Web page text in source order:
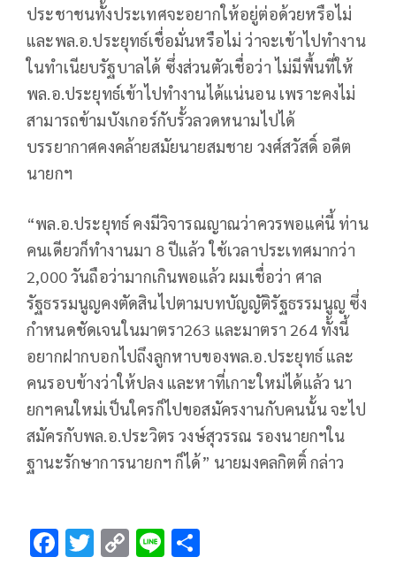
ประชาชนทั้งประเทศจะอยากให้อยู่ต่อด้วยหรือไม่
และพล.อ.ประยุทธ์เชื่อมั่นหรือไม่ ว่าจะเข้าไปทำงาน
ในทำเนียบรัฐบาลได้ ซึ่งส่วนตัวเชื่อว่า ไม่มีพื้นที่ให้
พล.อ.ประยุทธ์เข้าไปทำงานได้แน่นอน เพราะคงไม่
สามารถข้ามบังเกอร์กับรั้วลวดหนามไปได้
บรรยากาศคงคล้ายสมัยนายสมชาย วงศ์สวัสดิ์ อดีต
นายกฯ
“พล.อ.ประยุทธ์ คงมีวิจารณญาณว่าควรพอแค่นี้ ท่าน
คนเดียวก็ทำงานมา 8 ปีแล้ว ใช้เวลาประเทศมากว่า
2,000 วันถือว่ามากเกินพอแล้ว ผมเชื่อว่า ศาล
รัฐธรรมนูญคงตัดสินไปตามบทบัญญัติรัฐธรรมนูญ ซึ่ง
กำหนดชัดเจนในมาตรา263 และมาตรา 264 ทั้งนี้
อยากฝากบอกไปถึงลูกหาบของพล.อ.ประยุทธ์ และ
คนรอบข้างว่าให้ปลง และหาที่เกาะใหม่ได้แล้ว นา
ยกฯคนใหม่เป็นใครก็ไปขอสมัครงานกับคนนั้น จะไป
สมัครกับพล.อ.ประวิตร วงษ์สุวรรณ รองนายกฯใน
ฐานะรักษาการนายกฯ ก็ได้” นายมงคลกิตติ์ กล่าว
F T C Li